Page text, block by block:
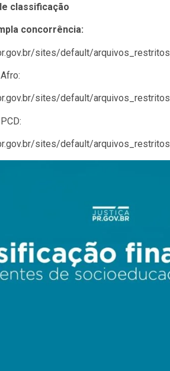
classificação
concorrência:
sites/default/
sites/default/
sites/default/